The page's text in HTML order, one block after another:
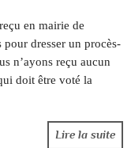
en mairie de
dresser un procès-
n’ayons reçu aucun
doit être voté la
Lire la suite